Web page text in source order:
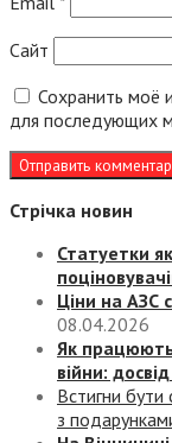
Сайт
Сохранить моё
для последующих
Стрічка новин
Статуетки
Ціни на АЗС
08.04.2026
Як працюють
війни:
Встигни
з